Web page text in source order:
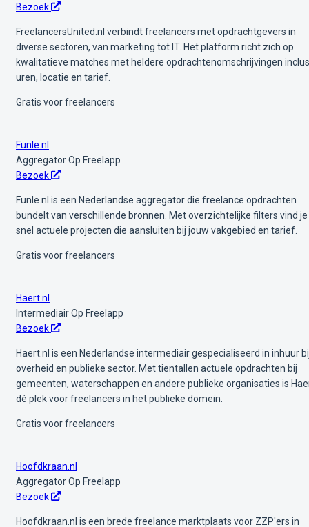
Bezoek
FreelancersUnited.nl verbindt freelancers met opdrachtgevers in
diverse sectoren, van marketing tot IT. Het platform richt zich op
kwalitatieve matches met heldere opdrachtenomschrijvingen
uren, locatie en tarief.
Gratis voor freelancers
Funle.nl
AggregatorOp Freelapp
Bezoek
Funle.nl is een Nederlandse aggregator die freelance opdrachten
bundelt van verschillende bronnen. Met overzichtelijke filters vind je
snel actuele projecten die aansluiten bij jouw vakgebied en tarief.
Gratis voor freelancers
Haert.nl
IntermediairOp Freelapp
Bezoek
Haert.nl is een Nederlandse intermediair gespecialiseerd in inhuur
overheid en publieke sector. Met tientallen actuele opdrachten bij
gemeenten, waterschappen en andere publieke organisaties is
dé plek voor freelancers in het publieke domein.
Gratis voor freelancers
Hoofdkraan.nl
AggregatorOp Freelapp
Bezoek
Hoofdkraan.nl is een brede freelance marktplaats voor ZZP'ers in